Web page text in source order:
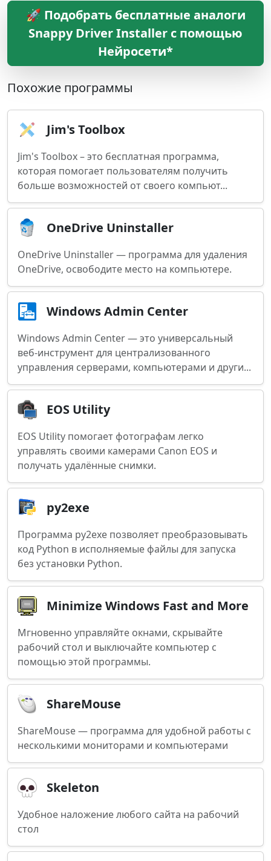
🚀 Подобрать бесплатные аналоги
Snappy Driver Installer с помощью
Нейросети*
Похожие программы
Jim's Toolbox
Jim's Toolbox – это бесплатная программа,
которая помогает пользователям получить
больше возможностей от своего компьют...
OneDrive Uninstaller
OneDrive Uninstaller — программа для удаления
OneDrive, освободите место на компьютере.
Windows Admin Center
Windows Admin Center — это универсальный
веб-инструмент для централизованного
управления серверами, компьютерами и други...
EOS Utility
EOS Utility помогает фотографам легко
управлять своими камерами Canon EOS и
получать удалённые снимки.
py2exe
Программа py2exe позволяет преобразовывать
код Python в исполняемые файлы для запуска
без установки Python.
Minimize Windows Fast and More
Мгновенно управляйте окнами, скрывайте
рабочий стол и выключайте компьютер с
помощью этой программы.
ShareMouse
ShareMouse — программа для удобной работы с
несколькими мониторами и компьютерами
Skeleton
Удобное наложение любого сайта на рабочий
стол